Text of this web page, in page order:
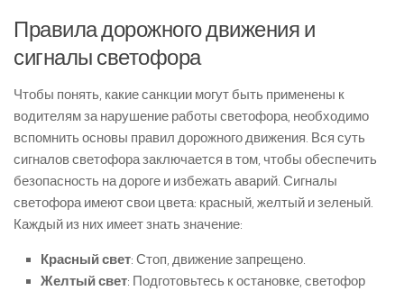
Правила дорожного движения и
сигналы светофора
Чтобы понять, какие санкции могут быть применены к
водителям за нарушение работы светофора, необходимо
вспомнить основы правил дорожного движения. Вся суть
сигналов светофора заключается в том, чтобы обеспечить
безопасность на дороге и избежать аварий. Сигналы
светофора имеют свои цвета: красный, желтый и зеленый.
Каждый из них имеет знать значение:
Красный свет: Стоп, движение запрещено.
Желтый свет: Подготовьтесь к остановке, светофор